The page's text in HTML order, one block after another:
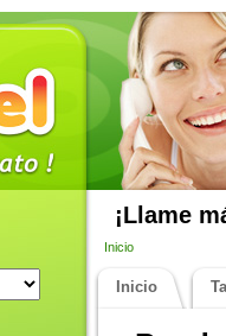
¡Llame
Inicio
Inicio